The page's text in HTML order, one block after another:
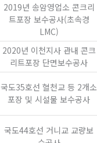
2019년 송암영업소 콘크리
트포장 보수공사(초속경
LMC)
2020년 이천지사 관내 콘크
리트포장 단면보수공사
국도35호선 혈천교 등 2개소
포장 및 시설물 보수공사
국도44호선 거니교 교량보